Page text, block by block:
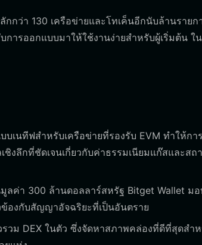
กว่า 130 เครือข่ายและโทเค็นอีกนับล้านรายก
ารออกแบบมาให้ใช้งานง่ายสำหรับผู้เริ่มต้น ใ
เนทีฟสำหรับเครือข่ายที่รองรับ EVM ทำให้การ
งลึกที่ชัดเจนเกี่ยวกับค่าธรรมเนียมแก๊สและสถ
ลค่า 300 ล้านดอลลาร์สหรัฐ Bitget Wallet ม
องกับสัญญาอัจฉริยะที่เป็นอันตราย
วม DEX ในตัว ซึ่งจัดหาสภาพคล่องที่ดีที่สุดสำ